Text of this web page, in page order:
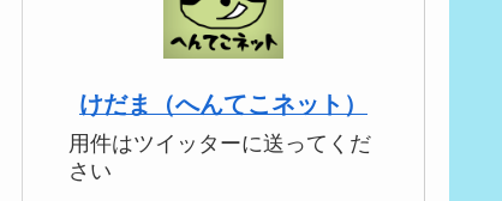
けだま（へんてこネット）
用件はツイッターに送ってくだ
さい